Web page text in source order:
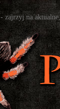
- zajrzyj na